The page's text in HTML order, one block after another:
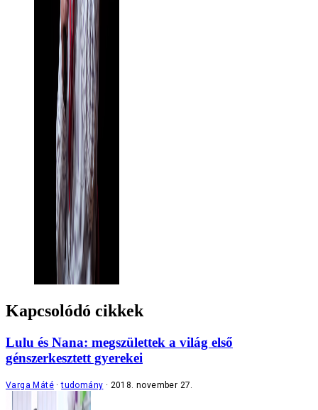
Kapcsolódó cikkek
Lulu és Nana: megszülettek a világ első
génszerkesztett gyerekei
Varga Máté tudomány 2018. november 27.